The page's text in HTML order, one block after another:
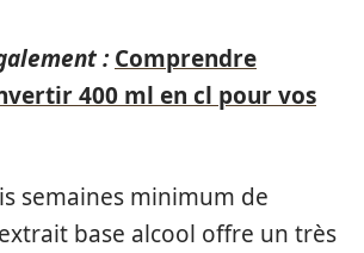
: Comprendre
400 ml en cl pour vos
semaines minimum de
base alcool offre un très